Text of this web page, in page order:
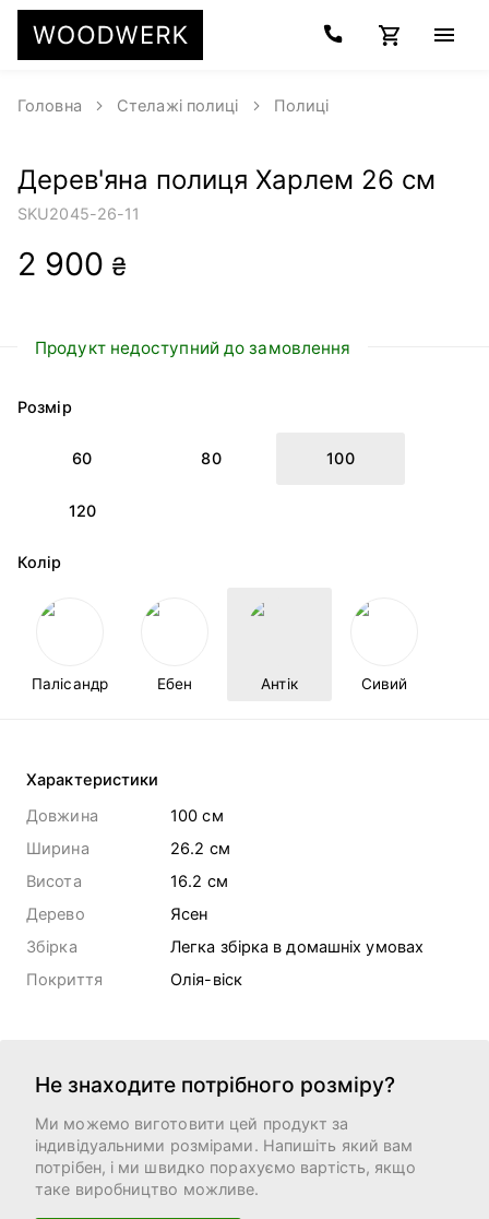
Головна Стелажі полиці Полиці
Дерев'яна полиця Харлем 26 см
SKU2045-26-11
2 900 ₴
Продукт недоступний до замовлення
Розмір
60 80 100
120
Колір
Палісандр Ебен Антік Сивий
Характеристики
Довжина
100 cм
Ширина
26.2 cм
Висота
16.2 cм
Дерево
Ясен
Збірка
Легка збірка в домашніх умовах
Покриття
Олія-віск
Не знаходите потрібного розміру?
Ми можемо виготовити цей продукт за
індивідуальними розмірами. Напишіть який вам
потрібен, і ми швидко порахуємо вартість, якщо
таке виробництво можливе.